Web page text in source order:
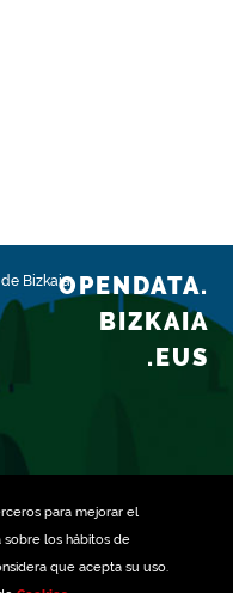
para mejorar el
sobre los hábitos de
que acepta su uso.
BizkaiaOPENDATA.
BIZKAIA
.EUS